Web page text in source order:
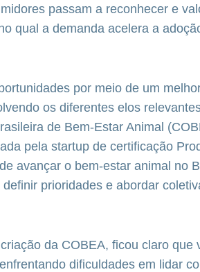
passam a reconhecer e
qual a demanda acelera a
por meio de um
os diferentes elos
de Bem-Estar Animal
pela startup de certificação
avançar o bem-estar animal no
prioridades e abordar
da COBEA, ficou claro que
dificuldades em lidar